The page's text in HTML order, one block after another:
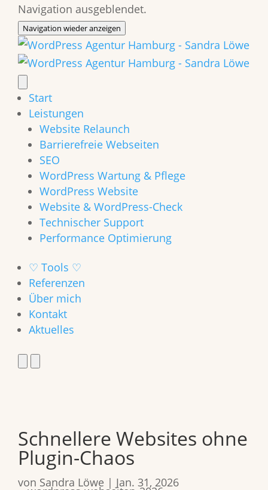
Navigation ausgeblendet.
Navigation wieder anzeigen
Start
Leistungen
Website Relaunch
Barrierefreie Webseiten
SEO
WordPress Wartung & Pflege
WordPress Website
Website & WordPress-Check
Technischer Support
Performance Optimierung
♡ Tools ♡
Referenzen
Über mich
Kontakt
Aktuelles
Schnellere Websites ohne
Plugin-Chaos
von Sandra Löwe | Jan. 31, 2026